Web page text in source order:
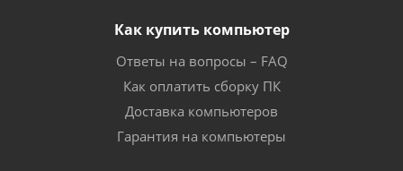
Как купить компьютер
Ответы на вопросы – FAQ
Как оплатить сборку ПК
Доставка компьютеров
Гарантия на компьютеры